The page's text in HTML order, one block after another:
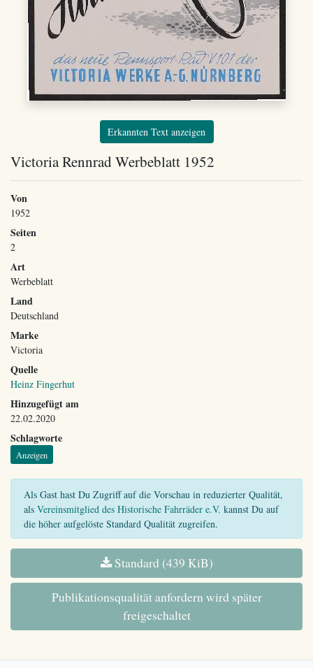
Erkannten Text anzeigen
Victoria Rennrad Werbeblatt 1952
Von
1952
Seiten
2
Art
Werbeblatt
Land
Deutschland
Marke
Victoria
Quelle
Heinz Fingerhut
Hinzugefügt am
22.02.2020
Schlagworte
Anzeigen
Als Gast hast Du Zugriff auf die Vorschau in reduzierter Qualität,
als Vereinsmitglied des Historische Fahrräder e.V. kannst Du auf
die höher aufgelöste Standard Qualität zugreifen.
Standard (439 KiB)
Publikationsqualität anfordern wird später
freigeschaltet